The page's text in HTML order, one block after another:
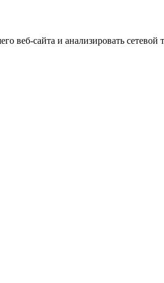
веб-сайта и анализировать сетевой